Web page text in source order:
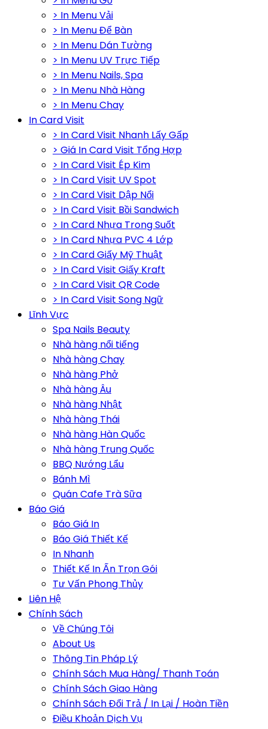
> In Menu Vải
> In Menu Để Bàn
> In Menu Dán Tường
> In Menu UV Trực Tiếp
> In Menu Nails, Spa
> In Menu Nhà Hàng
> In Menu Chay
In Card Visit
> In Card Visit Nhanh Lấy Gấp
> Giá In Card Visit Tổng Hợp
> In Card Visit Ép Kim
> In Card Visit UV Spot
> In Card Visit Dập Nổi
> In Card Visit Bồi Sandwich
> In Card Nhựa Trong Suốt
> In Card Nhựa PVC 4 Lớp
> In Card Giấy Mỹ Thuật
> In Card Visit Giấy Kraft
> In Card Visit QR Code
> In Card Visit Song Ngữ
Lĩnh Vực
Spa Nails Beauty
Nhà hàng nổi tiếng
Nhà hàng Chay
Nhà hàng Phở
Nhà hàng Âu
Nhà hàng Nhật
Nhà hàng Thái
Nhà hàng Hàn Quốc
Nhà hàng Trung Quốc
BBQ Nướng Lẩu
Bánh Mì
Quán Cafe Trà Sữa
Báo Giá
Báo Giá In
Báo Giá Thiết Kế
In Nhanh
Thiết Kế In Ấn Trọn Gói
Tư Vấn Phong Thủy
Liên Hệ
Chính Sách
Về Chúng Tôi
About Us
Thông Tin Pháp Lý
Chính Sách Mua Hàng/ Thanh Toán
Chính Sách Giao Hàng
Chính Sách Đổi Trả / In Lại / Hoàn Tiền
Điều Khoản Dịch Vụ